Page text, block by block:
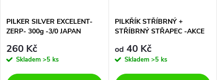
PILKER SILVER EXCELENT-
ZERP- 300g -3/0 JAPAN
DRÁŽDÍCÍ PLÍŠKY
260 Kč
Skladem >5 ks
PILKŘÍK STŘÍBRNÝ +
STŘÍBRNÝ STŘAPEC -AKCE
GRAMŮ
od 40 Kč
Skladem >5 ks